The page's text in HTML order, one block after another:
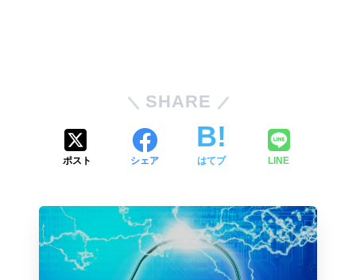
SHARE
ポスト シェア はてブ LINE